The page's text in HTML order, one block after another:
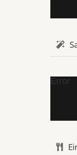
Error